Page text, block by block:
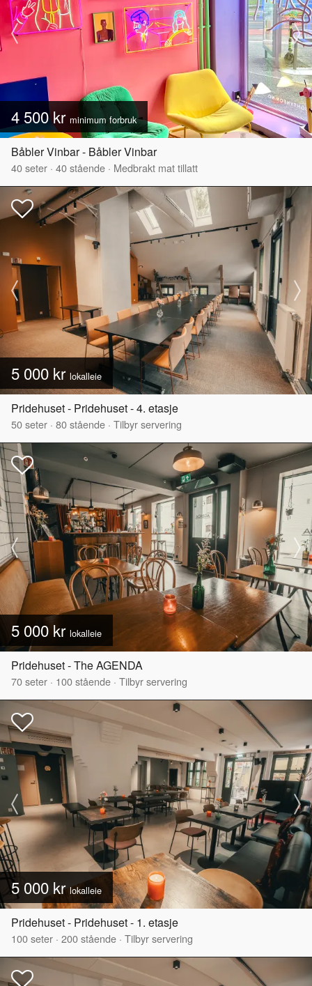
4 500 kr minimum forbruk
Båbler Vinbar - Båbler Vinbar
40seter · 40stående · Medbrakt mat tillatt
5 000 kr lokalleie
Pridehuset - Pridehuset - 4. etasje
50seter · 80stående · Tilbyr servering
5 000 kr lokalleie
Pridehuset - The AGENDA
70seter · 100stående · Tilbyr servering
5 000 krlokalleie
Pridehuset - Pridehuset - 1. etasje
100seter · 200stående · Tilbyr servering